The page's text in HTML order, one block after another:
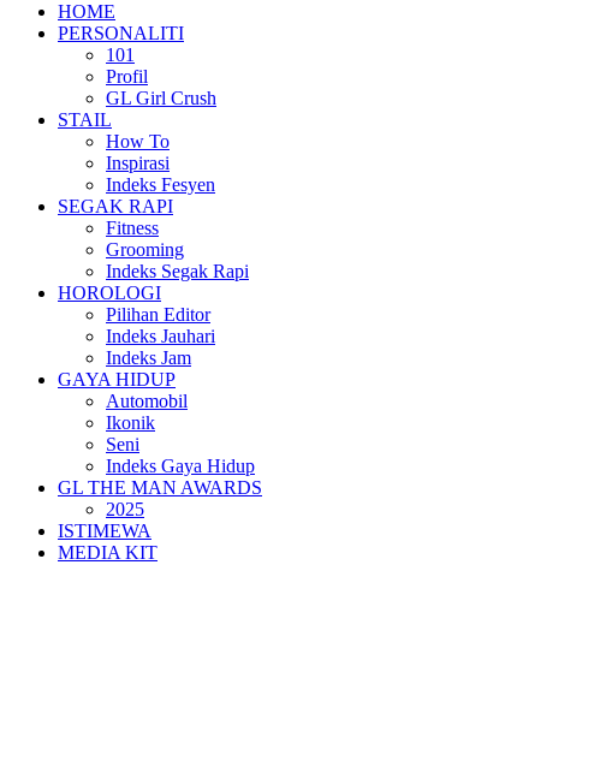
HOME
PERSONALITI
101
Profil
GL Girl Crush
STAIL
How To
Inspirasi
Indeks Fesyen
SEGAK RAPI
Fitness
Grooming
Indeks Segak Rapi
HOROLOGI
Pilihan Editor
Indeks Jauhari
Indeks Jam
GAYA HIDUP
Automobil
Ikonik
Seni
Indeks Gaya Hidup
GL THE MAN AWARDS
2025
ISTIMEWA
MEDIA KIT